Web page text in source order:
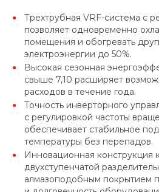
Трехтрубная VRF-система с
позволяет одновременно
помещения и обогревать
электроэнергии до 50%.
Высокая сезонная
свыше 7,10 расширяет
расходов в течение года.
Точность инверторного
с регулировкой частоты
обеспечивает стабильное
температуры без перепадов.
Инновационная конструкция
двухступенчатой
алмазоподобным покрытием